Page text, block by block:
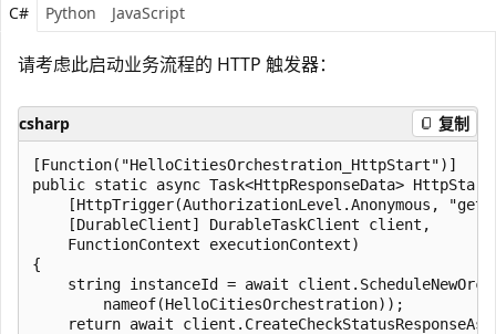
C# Python JavaScript
请考虑此启动业务流程的 HTTP 触发器：
csharp 复制
[Function("HelloCitiesOrchestration_HttpStart")]
public static async Task<HttpResponseData>
[HttpTrigger(AuthorizationLevel.Anonymous,
    [DurableClient] DurableTaskClient client,
    FunctionContext executionContext)
{
string instanceId = await
        nameof(HelloCitiesOrchestration));
return await